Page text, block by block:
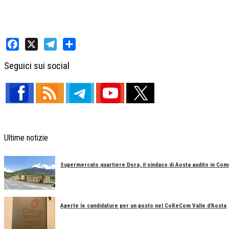
Seguici sui social
Ultime notizie
Supermercato quartiere Dora, il sindaco di Aosta audito in
Aperte le candidature per un posto nel CoReCom Valle d'Aosta